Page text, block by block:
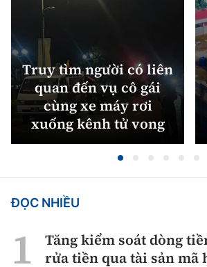
Truy tìm người có liên
quan đến vụ cô gái
cùng xe máy rơi
xuống kênh tử vong
ĐỌC NHIỀU
Tăng kiểm soát dòng
rửa tiền qua tài sản mã